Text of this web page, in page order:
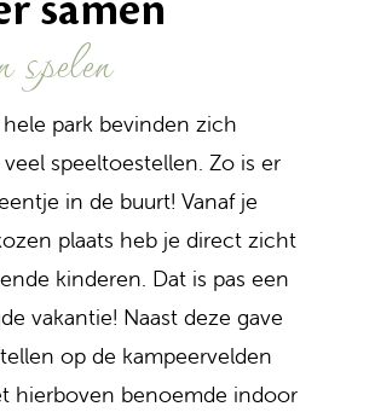
samen
spelen
park bevinden zich
speeltoestellen. Zo is er
in de buurt! Vanaf je
plaats heb je direct zicht
kinderen. Dat is pas een
vakantie! Naast deze gave
op de kampeervelden
hierboven benoemde indoor